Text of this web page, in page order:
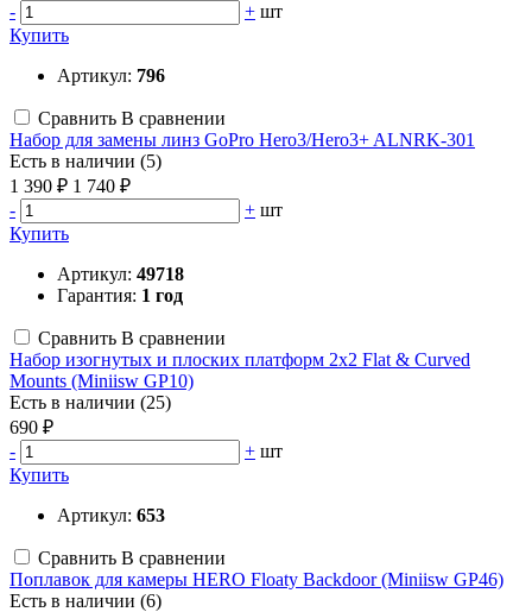
-
+ шт
Купить
Артикул: 796
Сравнить В сравнении
Набор для замены линз GoPro Hero3/Hero3+ ALNRK-301
Есть в наличии (5)
1 390 ₽ 1 740 ₽
-
+ шт
Купить
Артикул: 49718
Гарантия: 1 год
Сравнить В сравнении
Набор изогнутых и плоских платформ 2x2 Flat & Curved
Mounts (Miniisw GP10)
Есть в наличии (25)
690 ₽
-
+ шт
Купить
Артикул: 653
Сравнить В сравнении
Поплавок для камеры HERO Floaty Backdoor (Miniisw GP46)
Есть в наличии (6)